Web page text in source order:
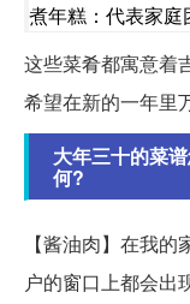
煮年糕：代表家庭
这些菜肴都寓意着
希望在新的一年里
大年三十的菜
何?
【酱油肉】在我
户的窗口上都会出